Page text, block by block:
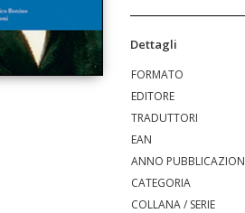
Dettagli
FORMATO
EDITORE
TRADUTTORI
EAN
ANNO
CATEGORIA
COLLANA / SERIE